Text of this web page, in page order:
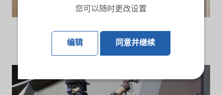
您可以随时更改设置
编辑 同意并继续